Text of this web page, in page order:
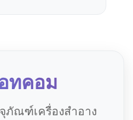
ทคอม
ภัณฑ์เครื่องสำอาง